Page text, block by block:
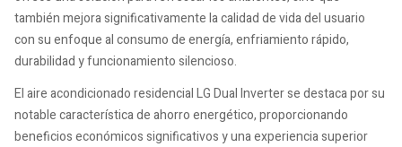
también mejora significativamente la calidad de vida del usuario
con su enfoque al consumo de energía, enfriamiento rápido,
durabilidad y funcionamiento silencioso.
El aire acondicionado residencial LG Dual Inverter se destaca por su
notable característica de ahorro energético, proporcionando
beneficios económicos significativos y una experiencia superior